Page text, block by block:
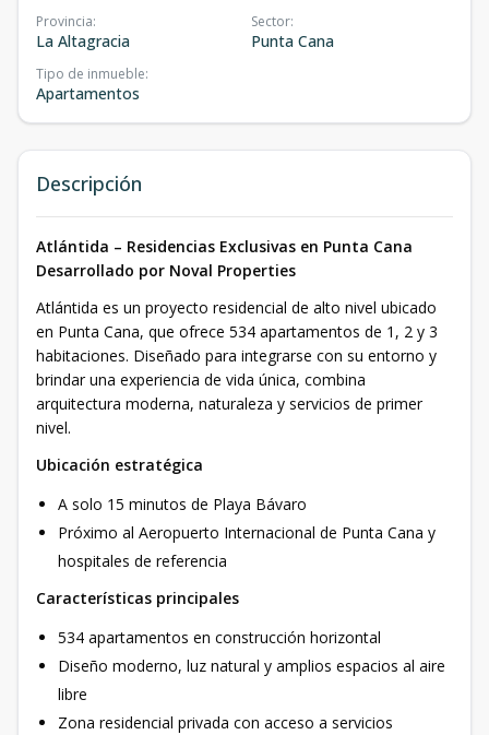
Provincia:
La Altagracia
Sector:
Punta Cana
Tipo de inmueble:
Apartamentos
Descripción
Atlántida – Residencias Exclusivas en Punta Cana
Desarrollado por Noval Properties
Atlántida es un proyecto residencial de alto nivel ubicado
en Punta Cana, que ofrece 534 apartamentos de 1, 2 y 3
habitaciones. Diseñado para integrarse con su entorno y
brindar una experiencia de vida única, combina
arquitectura moderna, naturaleza y servicios de primer
nivel.
Ubicación estratégica
A solo 15 minutos de Playa Bávaro
Próximo al Aeropuerto Internacional de Punta Cana y
hospitales de referencia
Características principales
534 apartamentos en construcción horizontal
Diseño moderno, luz natural y amplios espacios al aire
libre
Zona residencial privada con acceso a servicios